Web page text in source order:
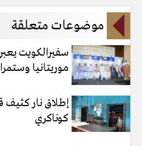
موضوعات متعلقة
سفيرالكويت
موريتانيا
إطلاق نار كثيف
كوناكري